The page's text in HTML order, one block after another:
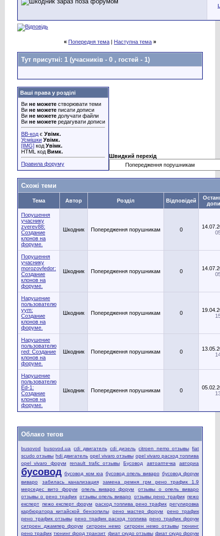
« Попередня тема | Наступна тема »
Тут присутні: 1 (учасників - 0 , гостей - 1)
Ваші права у розділі
Ви не можете створювати теми
Ви не можете писати дописи
Ви не можете долучати файли
Ви не можете редагувати дописи
BB-код є Увімк.
Усмішки Увімк.
[IMG] код Увімк.
HTML код Вимк.
Правила форуму
Швидкий перехід
Схожі теми
Тема Автор Розділ Відповідей
Порушення
учаснику
zverev88:
Создание
клонов на
форуме.
Шкодник Попередження порушникам 0
Порушення
учаснику
morozovfedor:
Создание
клонов на
форуме.
Шкодник Попередження порушникам 0
Нарушение
пользователю
yym:
Создание
клонов на
форуме.
Шкодник Попередження порушникам 0
Нарушение
пользователю
red: Создание
клонов на
форуме.
Шкодник Попередження порушникам 0
Нарушение
пользователю
Ed-1:
Создание
клонов на
форуме.
Шкодник Попередження порушникам 0
Облако тегов
busovod busovod.ua cdi двигатель cdi дизель citroen nemo отзывы fiat
scudo отзывы hdi двигатель opel vivaro отзывы opel vivaro расход топлива
opel vivaro форум
renault trafic отзывы Бусовод автоаптечка авториа
бусовод бусовод ком юа бусовод опель виваро бусовод форум
виваро
забилась канализация
замена ремня грм рено трафик 1.9
мерседес вито форум
опель виваро форум
отзывы о опель виваро
отзывы о рено трафик отзывы опель виваро отзывы рено трафик пежо
експерт пежо експерт форум расход топлива рено трафик регулировка
карбюратора китайской бензопилы
рено мастер форум
рено трафик
рено трафик отзывы рено трафик расход топлива рено трафик форум
ситроен джампер форум
ситроен немо ситроен немо отзывы тюнинг
рено трафик тюнинг форд транзит фиат скудо отзывы фиат скудо форум